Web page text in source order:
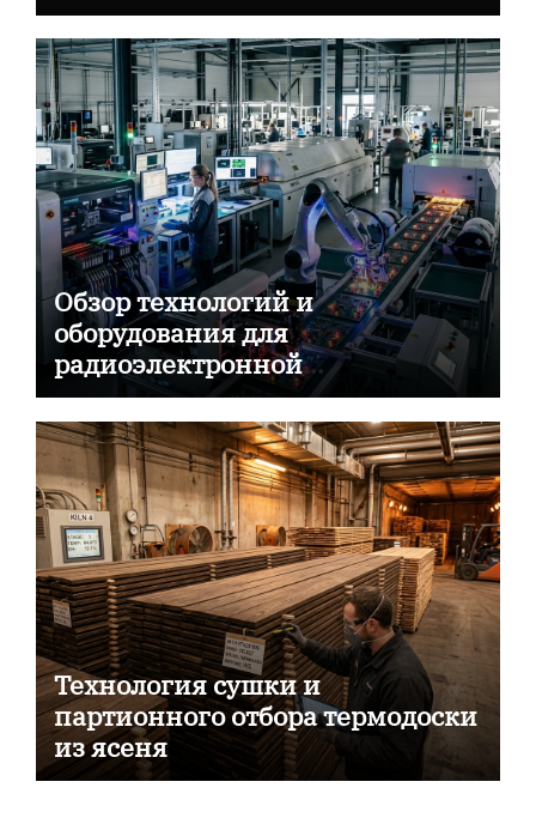
Обзор технологий и
оборудования для
радиоэлектронной
промышленности
Технология сушки и
партионного отбора термодоски
из ясеня